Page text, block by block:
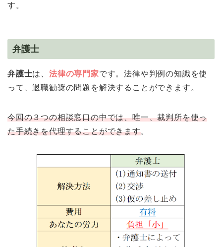
す。
弁護士
弁護士は、法律の専門家です。法律や判例の知識を使
って、退職勧奨の問題を解決することができます。
今回の３つの相談窓口の中では、唯一、裁判所を使っ
た手続きを代理することができます。